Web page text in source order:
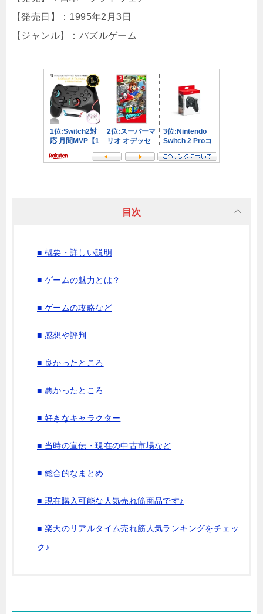
【発売日】：1995年2月3日
【ジャンル】：パズルゲーム
目次
■ 概要・詳しい説明
■ ゲームの魅力とは？
■ ゲームの攻略など
■ 感想や評判
■ 良かったところ
■ 悪かったところ
■ 好きなキャラクター
■ 当時の宣伝・現在の中古市場など
■ 総合的なまとめ
■ 現在購入可能な人気売れ筋商品です♪
■ 楽天のリアルタイム売れ筋人気ランキングをチェッ
ク♪